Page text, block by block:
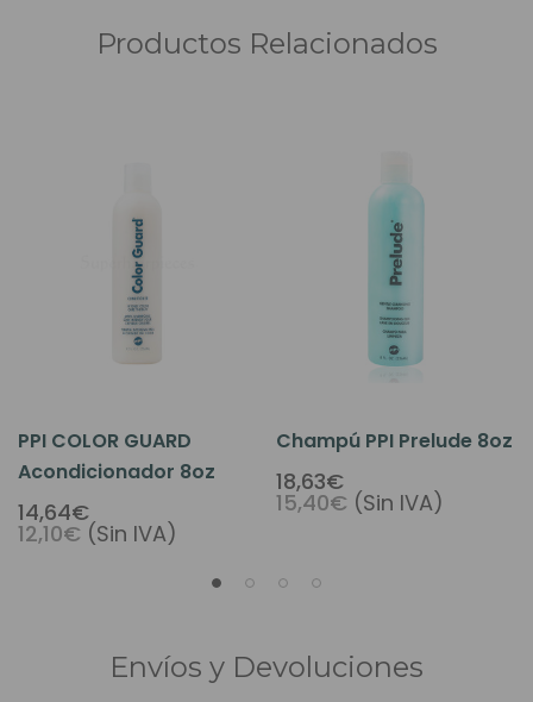
Productos Relacionados
PPI COLOR GUARD
Acondicionador 8oz
14,64€
12,10€ (Sin IVA)
Champú PPI Prelude 8oz
18,63€
15,40€ (Sin IVA)
Envíos y Devoluciones